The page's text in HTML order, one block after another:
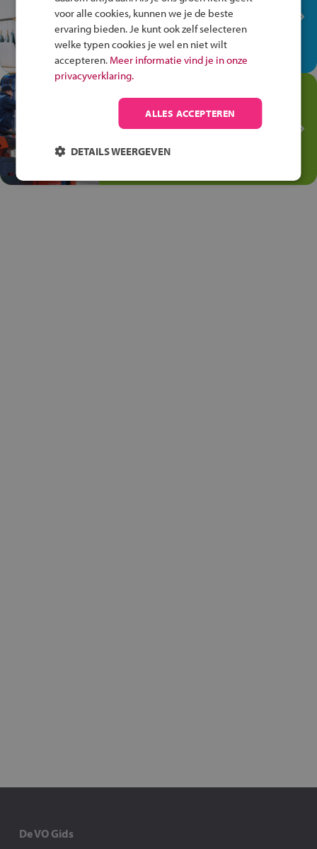
Ontdek via het vmbo jouw talent
op de winkelvloer, waar elke dag
anders is!
Transport en Logistiek
Kies voor vmbo Transport en
logistiek: daar kun je mee
De VO Gids
voor alle cookies, kunnen we je de beste
ervaring bieden. Je kunt ook zelf selecteren
welke typen cookies je wel en niet wilt
accepteren. Meer informatie vind je in onze
privacyverklaring.
ALLES ACCEPTEREN
DETAILS WEERGEVEN